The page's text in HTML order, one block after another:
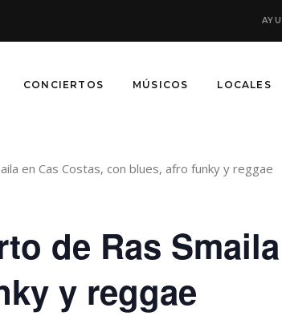
CONCIERTOS MÚSICOS LOCALES
en Cas Costas, con blues, afro funky y reggae
de Ras
y reggae